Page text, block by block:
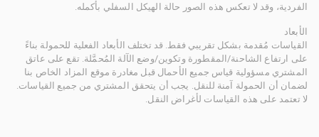
الفردية، وقد لا تعكس هذه الصور حالة الهيكل السفلي بأكمله.
الأبعاد
القياسات مُقدمة بشكل تقريبي فقط. قد تختلف الأبعاد الفعلية للحمولة بناءً
على ارتفاع الشاحنة/المقطورة وتكوين/وضع الآلة المُحمَّلة. تقع على عاتق
المشتري مسؤولية قياس جميع الأحمال قبل مغادرة موقع المزاد الخاص بنا
لضمان أن الحمولة آمنة للنقل. يجب أن يتحقق المشتري من جميع القياسات.
لا تعتمد على هذه القياسات لأغراض النقل.